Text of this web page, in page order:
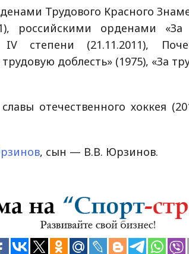
Трудового Красного
российскими орденами «За
IV cтепени (21.11.2011),
доблесть» (1975), «За
отечественного хоккея
, сын — В.В. Юрзинов.